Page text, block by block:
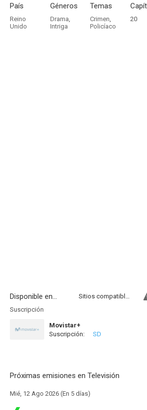
País
Reino
Unido
Géneros
Drama,
Intriga
Temas
Crimen,
Policíaco
20
Disponible en...
Sitios compatibles
Suscripción
Movistar+
Próximamente. A partir del Mié, 12
Suscripción: SD
Próximas emisiones en Televisión
Mié, 12 Ago 2026 (En 5 días)